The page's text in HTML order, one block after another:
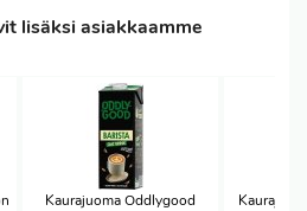
lisäksi asiakkaamme
Kaurajuoma Oddlygood